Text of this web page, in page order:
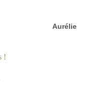
Aurélie